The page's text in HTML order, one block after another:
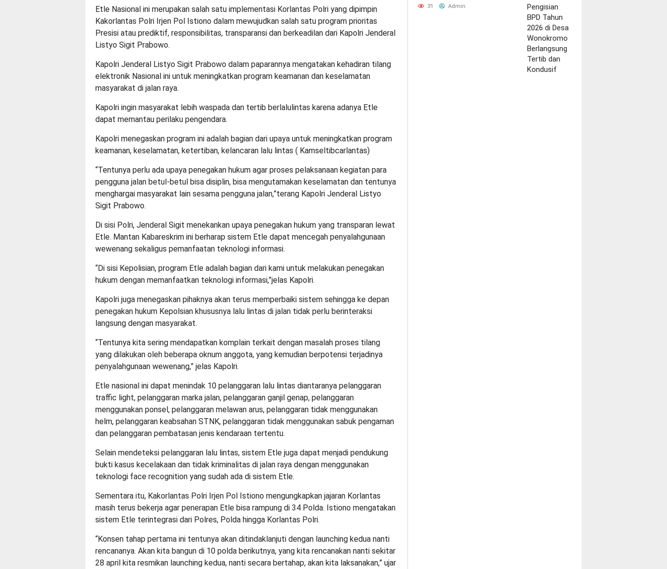
Etle Nasional ini merupakan salah satu implementasi Korlantas Polri yang dipimpin
Kakorlantas Polri Irjen Pol Istiono dalam mewujudkan salah satu program prioritas
Presisi atau prediktif, responsibilitas, transparansi dan berkeadilan dari Kapolri Jenderal
Listyo Sigit Prabowo.
Kapolri Jenderal Listyo Sigit Prabowo dalam paparannya mengatakan kehadiran tilang
elektronik Nasional ini untuk meningkatkan program keamanan dan keselamatan
masyarakat di jalan raya.
Kapolri ingin masyarakat lebih waspada dan tertib berlalulintas karena adanya Etle
dapat memantau perilaku pengendara.
Kapolri menegaskan program ini adalah bagian dari upaya untuk meningkatkan program
keamanan, keselamatan, ketertiban, kelancaran lalu lintas ( Kamseltibcarlantas)
“Tentunya perlu ada upaya penegakan hukum agar proses pelaksanaan kegiatan para
pengguna jalan betul-betul bisa disiplin, bisa mengutamakan keselamatan dan tentunya
menghargai masyarakat lain sesama pengguna jalan,”terang Kapolri Jenderal Listyo
Sigit Prabowo.
Di sisi Polri, Jenderal Sigit menekankan upaya penegakan hukum yang transparan lewat
Etle. Mantan Kabareskrim ini berharap sistem Etle dapat mencegah penyalahgunaan
wewenang sekaligus pemanfaatan teknologi informasi.
“Di sisi Kepolisian, program Etle adalah bagian dari kami untuk melakukan penegakan
hukum dengan memanfaatkan teknologi informasi,”jelas Kapolri.
Kapolri juga menegaskan pihaknya akan terus memperbaiki sistem sehingga ke depan
penegakan hukum Kepolsian khususnya lalu lintas di jalan tidak perlu berinteraksi
langsung dengan masyarakat.
“Tentunya kita sering mendapatkan komplain terkait dengan masalah proses tilang
yang dilakukan oleh beberapa oknum anggota, yang kemudian berpotensi terjadinya
penyalahgunaan wewenang,” jelas Kapolri.
Etle nasional ini dapat menindak 10 pelanggaran lalu lintas diantaranya pelanggaran
traffic light, pelanggaran marka jalan, pelanggaran ganjil genap, pelanggaran
menggunakan ponsel, pelanggaran melawan arus, pelanggaran tidak menggunakan
helm, pelanggaran keabsahan STNK, pelanggaran tidak menggunakan sabuk pengaman
dan pelanggaran pembatasan jenis kendaraan tertentu.
Selain mendeteksi pelanggaran lalu lintas, sistem Etle juga dapat menjadi pendukung
bukti kasus kecelakaan dan tidak kriminalitas di jalan raya dengan menggunakan
teknologi face recognition yang sudah ada di sistem Etle.
Sementara itu, Kakorlantas Polri Irjen Pol Istiono mengungkapkan jajaran Korlantas
masih terus bekerja agar penerapan Etle bisa rampung di 34 Polda. Istiono mengatakan
sistem Etle terintegrasi dari Polres, Polda hingga Korlantas Polri.
“Konsen tahap pertama ini tentunya akan ditindaklanjuti dengan launching kedua nanti
rencananya. Akan kita bangun di 10 polda berikutnya, yang kita rencanakan nanti sekitar
28 april kita resmikan launching kedua, nanti secara bertahap, akan kita laksanakan,” ujar
2026 di Desa
31 Admin